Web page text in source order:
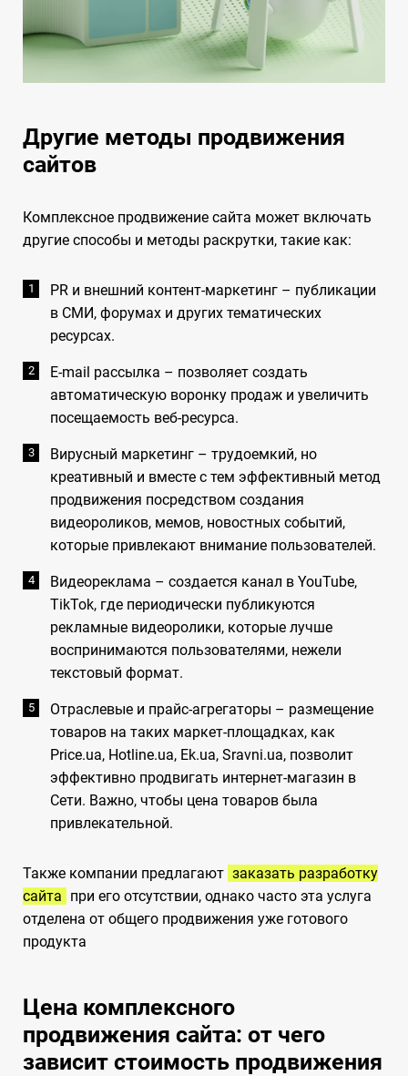
Другие методы продвижения
сайтов
Комплексное продвижение сайта может включать
другие способы и методы раскрутки, такие как:
PR и внешний контент-маркетинг – публикации
в СМИ, форумах и других тематических
ресурсах.
E-mail рассылка – позволяет создать
автоматическую воронку продаж и увеличить
посещаемость веб-ресурса.
Вирусный маркетинг – трудоемкий, но
креативный и вместе с тем эффективный метод
продвижения посредством создания
видеороликов, мемов, новостных событий,
которые привлекают внимание пользователей.
Видеореклама – создается канал в YouTube,
TikTok, где периодически публикуются
рекламные видеоролики, которые лучше
воспринимаются пользователями, нежели
текстовый формат.
Отраслевые и прайс-агрегаторы – размещение
товаров на таких маркет-площадках, как
Price.ua, Hotline.ua, Ek.ua, Sravni.ua, позволит
эффективно продвигать интернет-магазин в
Сети. Важно, чтобы цена товаров была
привлекательной.
Также компании предлагают заказать разработку
сайта при его отсутствии, однако часто эта услуга
отделена от общего продвижения уже готового
продукта
Цена комплексного
продвижения сайта: от чего
зависит стоимость продвижения